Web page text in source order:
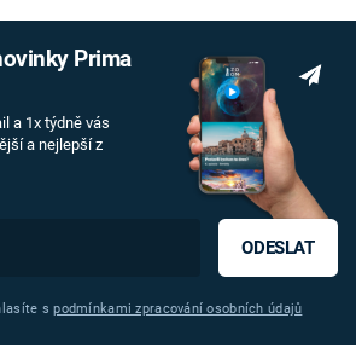
Prima
a 1x týdně vás
a nejlepší z
ODESLAT
spodmínkami zpracování osobních údajů